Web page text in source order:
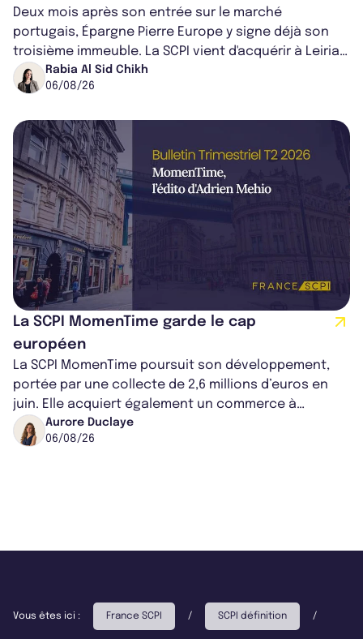
Deux mois après son entrée sur le marché
portugais, Épargne Pierre Europe y signe déjà son
troisième immeuble. La SCPI vient d'acquérir à Leiria,
dans le centre du pays, un établis...
Rabia Al Sid Chikh
06/08/26
La SCPI MomenTime garde le cap
européen
La SCPI MomenTime poursuit son développement,
portée par une collecte de 2,6 millions d’euros en
juin. Elle acquiert également un commerce à
Worcester, place une plateforme logisti...
Aurore Duclaye
06/08/26
Vous êtes ici : France SCPI / SCPI définition /